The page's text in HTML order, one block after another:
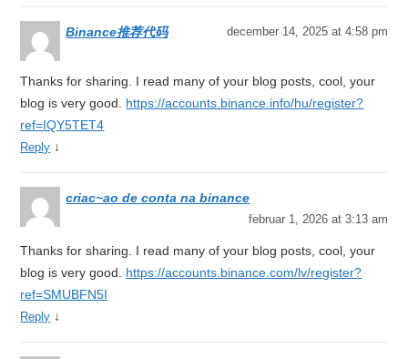
Binance推荐代码 december 14, 2025 at 4:58 pm
Thanks for sharing. I read many of your blog posts, cool, your
blog is very good. https://accounts.binance.info/hu/register?
ref=IQY5TET4
Reply ↓
criac~ao de conta na binance
februar 1, 2026 at 3:13 am
Thanks for sharing. I read many of your blog posts, cool, your
blog is very good. https://accounts.binance.com/lv/register?
ref=SMUBFN5I
Reply ↓